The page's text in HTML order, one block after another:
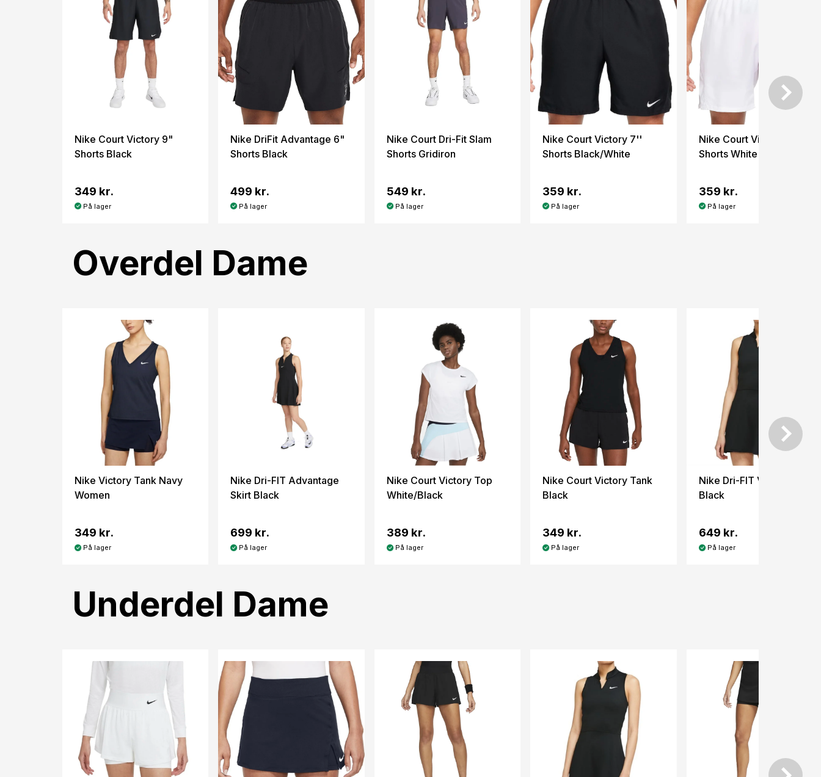
Nike Court Victory 9"
Shorts Black
349 kr.
På lager
Nike DriFit Advantage 6"
Shorts Black
499 kr.
På lager
Nike Court Dri-Fit Slam
Shorts Gridiron
549 kr.
På lager
Nike Court Victory 7''
Shorts Black/White
359 kr.
På lager
Nike Court Victory 7''
Shorts White
359 kr.
På lager
Overdel Dame
Nike Victory Tank Navy
Women
349 kr.
På lager
Nike Dri-FIT Advantage
Skirt Black
699 kr.
På lager
Nike Court Victory Top
White/Black
389 kr.
På lager
Nike Court Victory Tank
Black
349 kr.
På lager
Nike Dri-FIT Victory Dress
Black
649 kr.
På lager
Underdel Dame